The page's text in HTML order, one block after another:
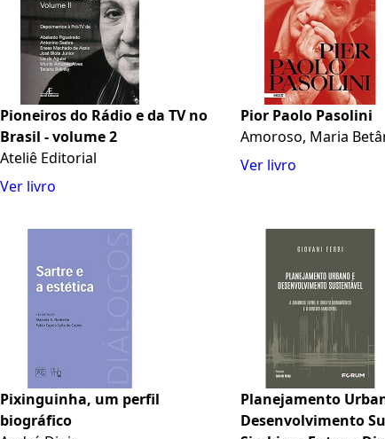
Pioneiros do Rádio e da TV no
Brasil - volume 2
Ateliê Editorial
Ver livro
Pior Paolo Pasolini
Amoroso, Maria
Ver livro
Pixinguinha, um perfil
biográfico
Planejamento
Desenvolvimento